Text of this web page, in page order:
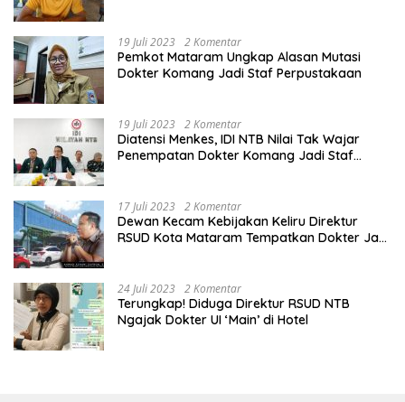
19 Juli 2023 2 Komentar
Pemkot Mataram Ungkap Alasan Mutasi
Dokter Komang Jadi Staf Perpustakaan
19 Juli 2023 2 Komentar
Diatensi Menkes, IDI NTB Nilai Tak Wajar
Penempatan Dokter Komang Jadi Staf
17 Juli 2023 2 Komentar
Dewan Kecam Kebijakan Keliru Direktur
RSUD Kota Mataram Tempatkan Dokter Jadi
24 Juli 2023 2 Komentar
Terungkap! Diduga Direktur RSUD NTB
Ngajak Dokter UI ‘Main’ di Hotel